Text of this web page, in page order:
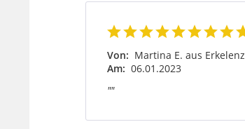
Von: Martina E. aus Erkelenz
Am: 06.01.2023
""